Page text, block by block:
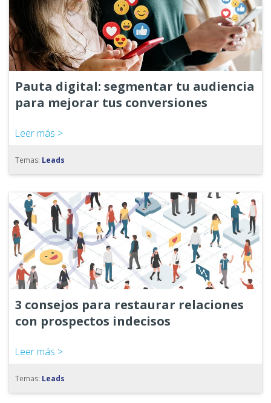
Pauta digital: segmentar tu audiencia
para mejorar tus conversiones
Leer más >
Temas: Leads
3 consejos para restaurar relaciones
con prospectos indecisos
Leer más >
Temas: Leads